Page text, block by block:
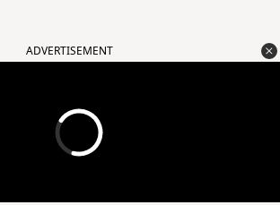
ADVERTISEMENT